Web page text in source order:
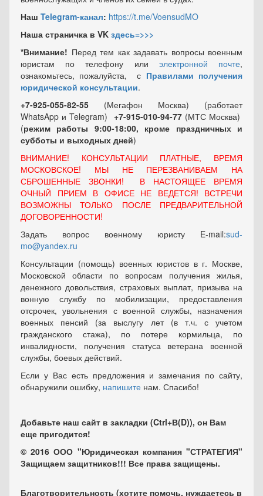
Наш Telegram-канал: https://t.me/VoensudMO
Наша страничка в VK здесь=>>>
*Внимание! Перед тем как задавать вопросы военным
юристам по телефону или электронной почте,
ознакомьтесь, пожалуйста, с Правилами получения
юридической консультации.
+7-925-055-82-55 (Мегафон Москва) (работает
WhatsApp и Telegram) +7-915-010-94-77 (МТС Москва)
(режим работы 9:00-18:00, кроме праздничных и
субботы и выходных дней)
ВНИМАНИЕ! КОНСУЛЬТАЦИИ ПЛАТНЫЕ, ВРЕМЯ
МОСКОВСКОЕ! МЫ НЕ ПЕРЕЗВАНИВАЕМ НА
СБРОШЕННЫЕ ЗВОНКИ! В НАСТОЯЩЕЕ ВРЕМЯ
ОЧНЫЙ ПРИЕМ В ОФИСЕ НЕ ВЕДЕТСЯ! ВСТРЕЧИ
ВОЗМОЖНЫ ТОЛЬКО ПОСЛЕ ПРЕДВАРИТЕЛЬНОЙ
ДОГОВОРЕННОСТИ!
Задать вопрос военному юристу E-mail:sud-
mo@yandex.ru
Консультации (помощь) военных юристов в г. Москве,
Московской области по вопросам получения жилья,
денежного довольствия, страховых выплат, призыва на
вонную службу по мобилизации, предоставления
отсрочек, увольнения с военной службы, назначения
военных пенсий (за выслугу лет (в т.ч. с учетом
гражданского стажа), по потере кормильца, по
инвалидности, получения статуса ветерана военной
службы, боевых действий.
Если у Вас есть предложения и замечания по сайту,
обнаружили ошибку, напишите нам. Спасибо!
Добавьте наш сайт в закладки (Ctrl+В(D)), он Вам
еще пригодится!
© 2016 ООО "Юридическая компания "СТРАТЕГИЯ"
Защищаем защитников!!! Все права защищены.
Благотворительность (хотите помочь, нуждаетесь в